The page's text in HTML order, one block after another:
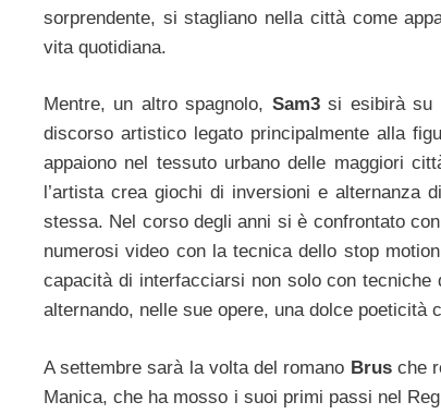
sorprendente, si stagliano nella città come
vita quotidiana.
Mentre, un altro spagnolo, Sam3si esibirà su
discorso artistico legato principalmente alla
appaiono nel tessuto urbano delle maggiori
l’artista crea giochi di inversioni e alternanza
stessa. Nel corso degli anni si è confrontato
numerosi video con la tecnica dello stop
capacità di interfacciarsi non solo con
alternando, nelle sue opere, una dolce poeticità
A settembre sarà la volta del romano Brusche
Manica, che ha mosso i suoi primi passi nel